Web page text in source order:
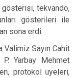
gösterisi, tekvando,
gösterileri ile
sona erdi.
Valimiz Sayın Cahit
P. Yarbay Mehmet
protokol üyeleri,